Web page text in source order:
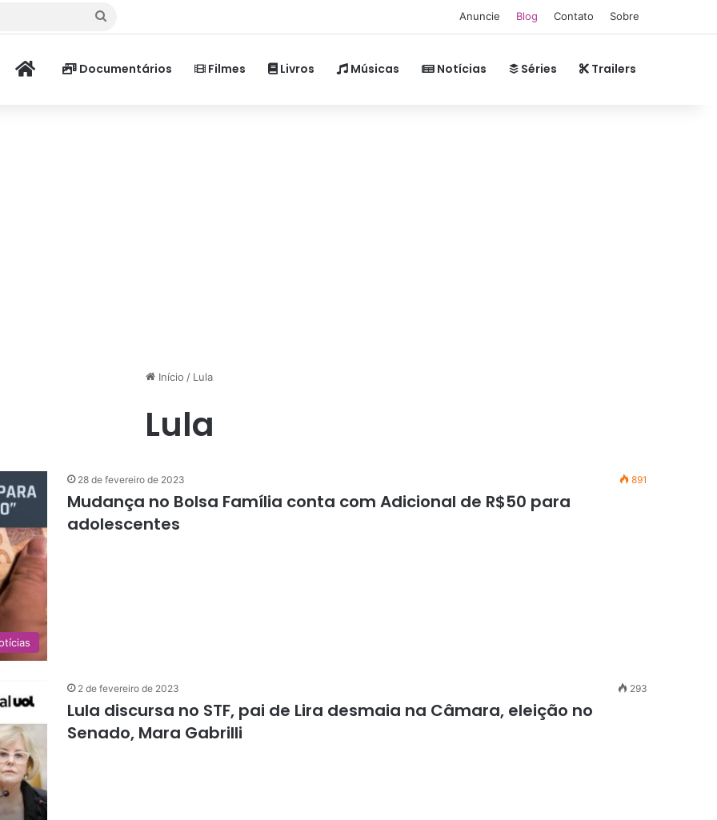
Anuncie Blog Contato Sobre
Home Documentários Filmes Livros Músicas Notícias Séries Trailers
Início / Lula
Lula
28 de fevereiro de 2023 891
Mudança no Bolsa Família conta com Adicional de R$50 para
adolescentes
2 de fevereiro de 2023 293
Lula discursa no STF, pai de Lira desmaia na Câmara, eleição no
Senado, Mara Gabrilli